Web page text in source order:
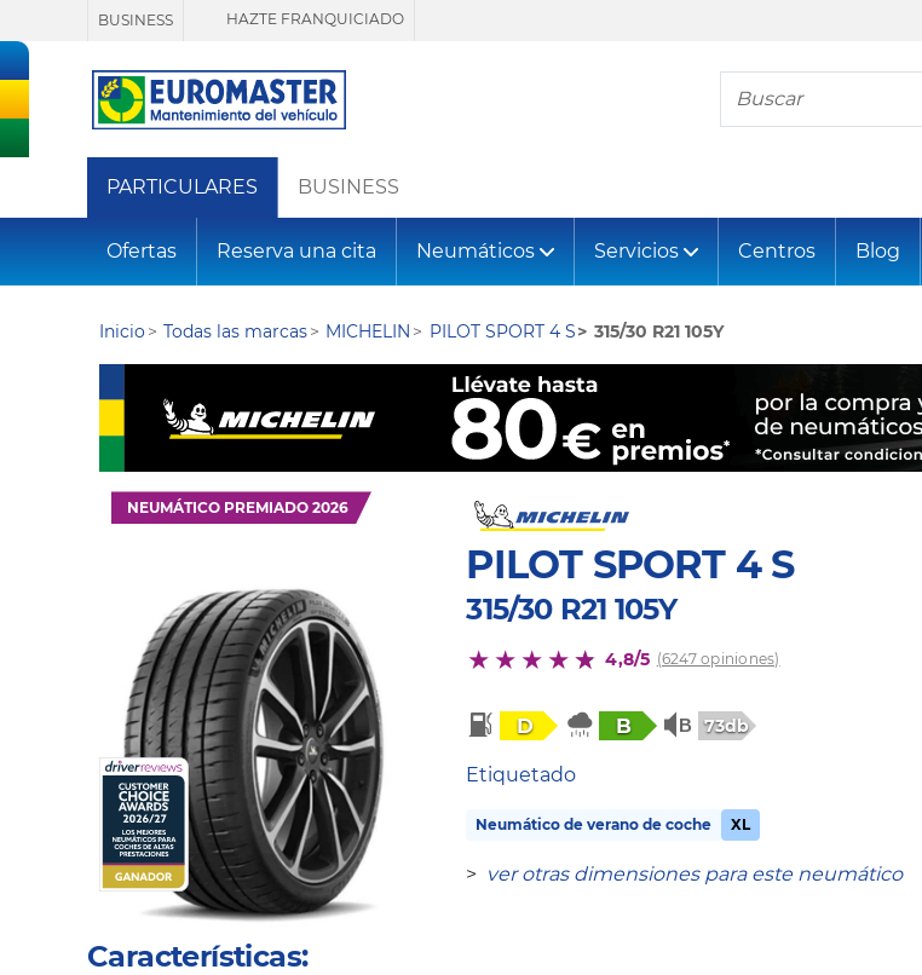
BUSINESS HAZTE FRANQUICIADO
Busca tu neumático
PARTICULARES BUSINESS
Ofertas Reserva una cita Neumáticos Servicios Centros Blog
Inicio Todas las marcas MICHELIN PILOT SPORT 4 S 315/30 R21 105Y
NEUMÁTICO PREMIADO 2026
PILOT SPORT 4 S
315/30 R21 105Y
4,8/5 (6247 opiniones)
D B 73db
Etiquetado
Neumático de verano de coche XL
> ver otras dimensiones para este neumático
Características: